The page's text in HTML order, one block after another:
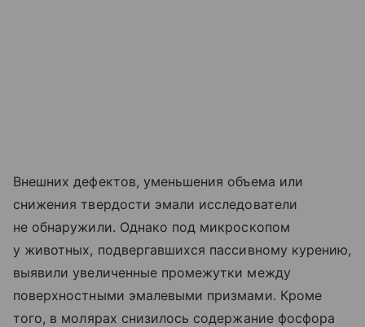
Внешних дефектов, уменьшения объема или
снижения твердости эмали исследователи
не обнаружили. Однако под микроскопом
у животных, подвергавшихся пассивному курению,
выявили увеличенные промежутки между
поверхностными эмалевыми призмами. Кроме
того, в молярах снизилось содержание фосфора